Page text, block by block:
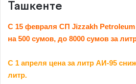
Ташкенте
C 15 февраля СП Jizzakh
на 500 сумов, до 8000 сумов за
С 1 апреля цена за литр АИ-95
литр.